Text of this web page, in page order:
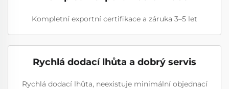
Kompletní exportní certifikace a záruka 3–5 let
Rychlá dodací lhůta a dobrý servis
Rychlá dodací lhůta, neexistuje minimální objednací